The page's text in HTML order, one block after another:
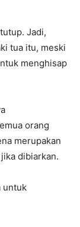
Jadi,
tua itu, meski
menghisap
orang
merupakan
dibiarkan.
untuk